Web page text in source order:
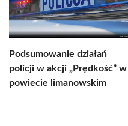
Podsumowanie działań
policji w akcji „Prędkość” w
powiecie limanowskim